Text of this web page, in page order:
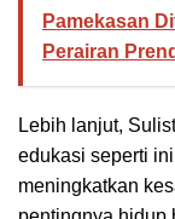
Pamekasan
Perairan
Lebih lanjut,
edukasi seperti
meningkatkan